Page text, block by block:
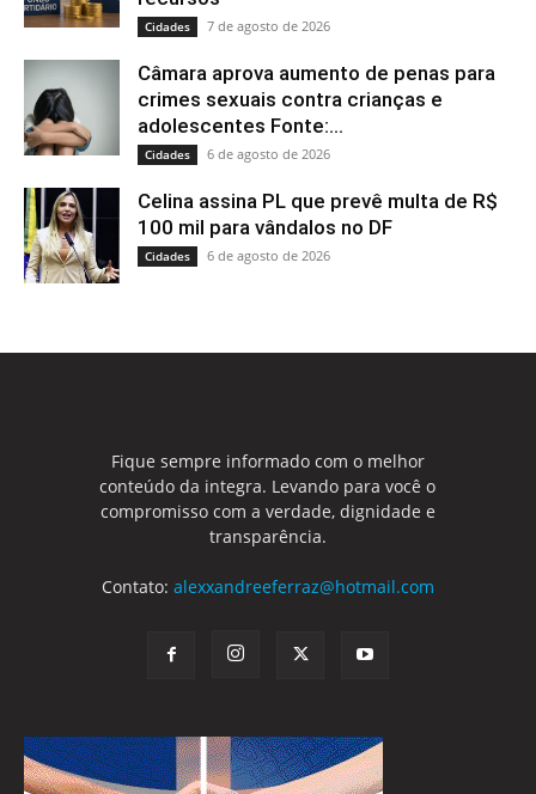
Cidades 7 de agosto de 2026
Câmara aprova aumento de penas para
crimes sexuais contra crianças e
adolescentes Fonte:...
Cidades 6 de agosto de 2026
Celina assina PL que prevê multa de R$
100 mil para vândalos no DF
Cidades 6 de agosto de 2026
Fique sempre informado com o melhor
conteúdo da integra. Levando para você o
compromisso com a verdade, dignidade e
transparência.
Contato: alexxandreeferraz@hotmail.com